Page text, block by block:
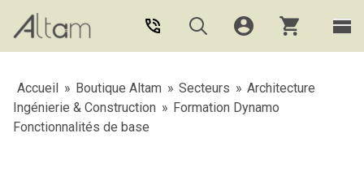
Aller au contenu principal
Accueil » Boutique Altam » Secteurs » Architecture
Ingénierie & Construction » Formation Dynamo
Fonctionnalités de base